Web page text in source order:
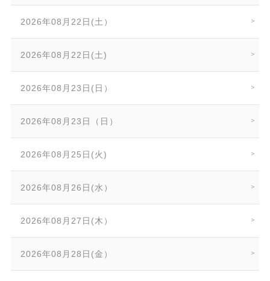
2026年08月22日(土）
2026年08月22日(土)
2026年08月23日(日）
2026年08月23日（日）
2026年08月25日(火)
2026年08月26日(水）
2026年08月27日(木）
2026年08月28日(金）